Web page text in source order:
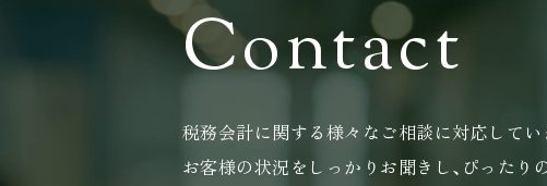
Contact
税務会計に関する様々なご相談に対応してい
お客様の状況をしっかりお聞きし､ぴったり